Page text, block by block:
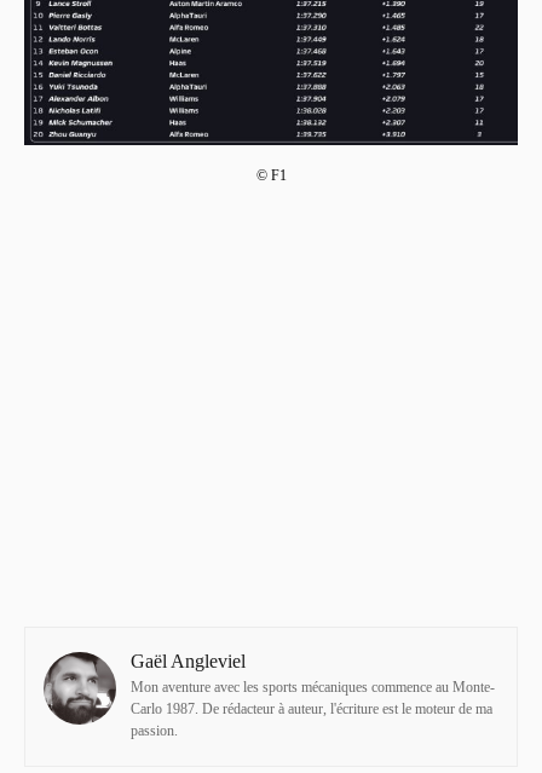
© F1
Gaël Angleviel
Mon aventure avec les sports mécaniques commence au Monte-
Carlo 1987. De rédacteur à auteur, l'écriture est le moteur de ma
passion.